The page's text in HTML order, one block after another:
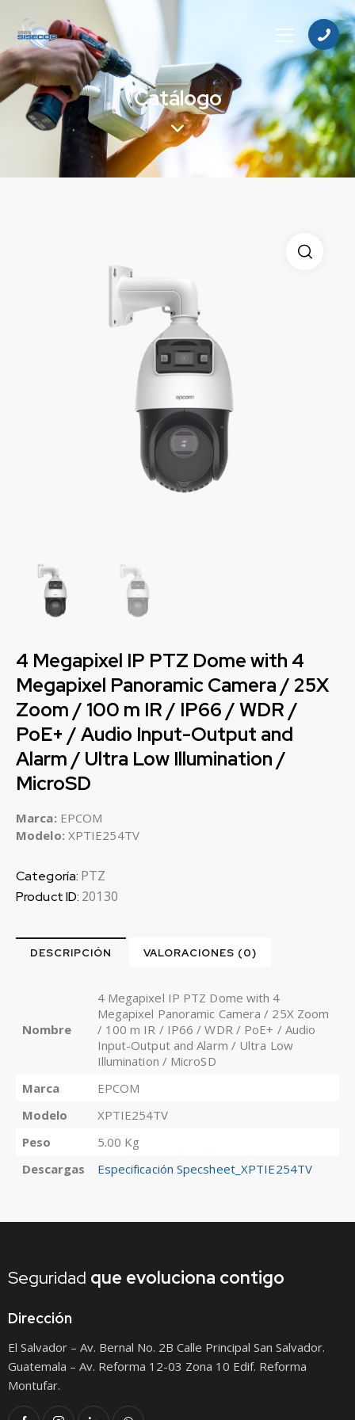
Catálogo
4 Megapixel IP PTZ Dome with 4
Megapixel Panoramic Camera / 25X
Zoom / 100 m IR / IP66 / WDR /
PoE+ / Audio Input-Output and
Alarm / Ultra Low Illumination /
MicroSD
Marca: EPCOM
Modelo: XPTIE254TV
Categoría: PTZ
Product ID: 20130
DESCRIPCIÓN VALORACIONES (0)
Nombre
4 Megapixel IP PTZ Dome with 4
Megapixel Panoramic Camera / 25X Zoom
/ 100 m IR / IP66 / WDR / PoE+ / Audio
Input-Output and Alarm / Ultra Low
Illumination / MicroSD
Marca
EPCOM
Modelo
XPTIE254TV
Peso
5.00 Kg
Descargas
Especificación Specsheet_XPTIE254TV
Seguridad que evoluciona contigo
Dirección
El Salvador – Av. Bernal No. 2B Calle Principal San Salvador.
Guatemala – Av. Reforma 12-03 Zona 10 Edif. Reforma
Montufar.